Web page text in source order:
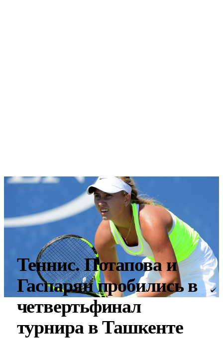
Теннис. Потапова и
Гаспарян пробились в
четвертьфинал
турнира в Ташкенте